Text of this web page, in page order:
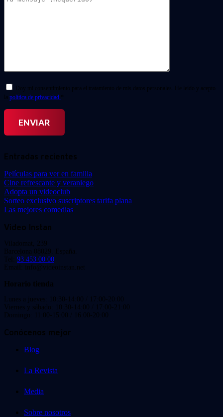
Doy mi consentimiento para el tratamiento de mis datos personales. He leído y acepto
la política de privacidad. *
Entradas recientes
Películas para ver en familia
Cine refrescante y veraniego
Adopta un videoclub
Sorteo exclusivo suscriptores tarifa plana
Las mejores comedias
Video Instan
Viladomat, 239
Barcelona 08029. España.
Tel: 93 453 00 00
Email: info@videoinstan.net
Horario tienda
Lunes a jueves: 10:30-14:00 / 17:00-20:00
Viernes y sábado: 10:30-14:00 / 17:00-21:00
Domingo: 11:00-15:00 / 16:00-20:00
Conócenos mejor
Blog
La Revista
Media
Sobre nosotros